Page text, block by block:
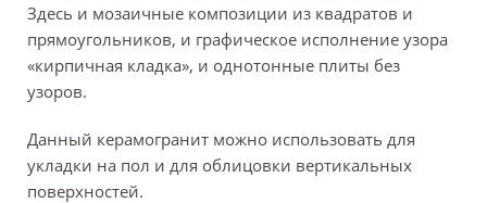
Здесь и мозаичные композиции из квадратов и
прямоугольников, и графическое исполнение узора
«кирпичная кладка», и однотонные плиты без
узоров.
Данный керамогранит можно использовать для
укладки на пол и для облицовки вертикальных
поверхностей.